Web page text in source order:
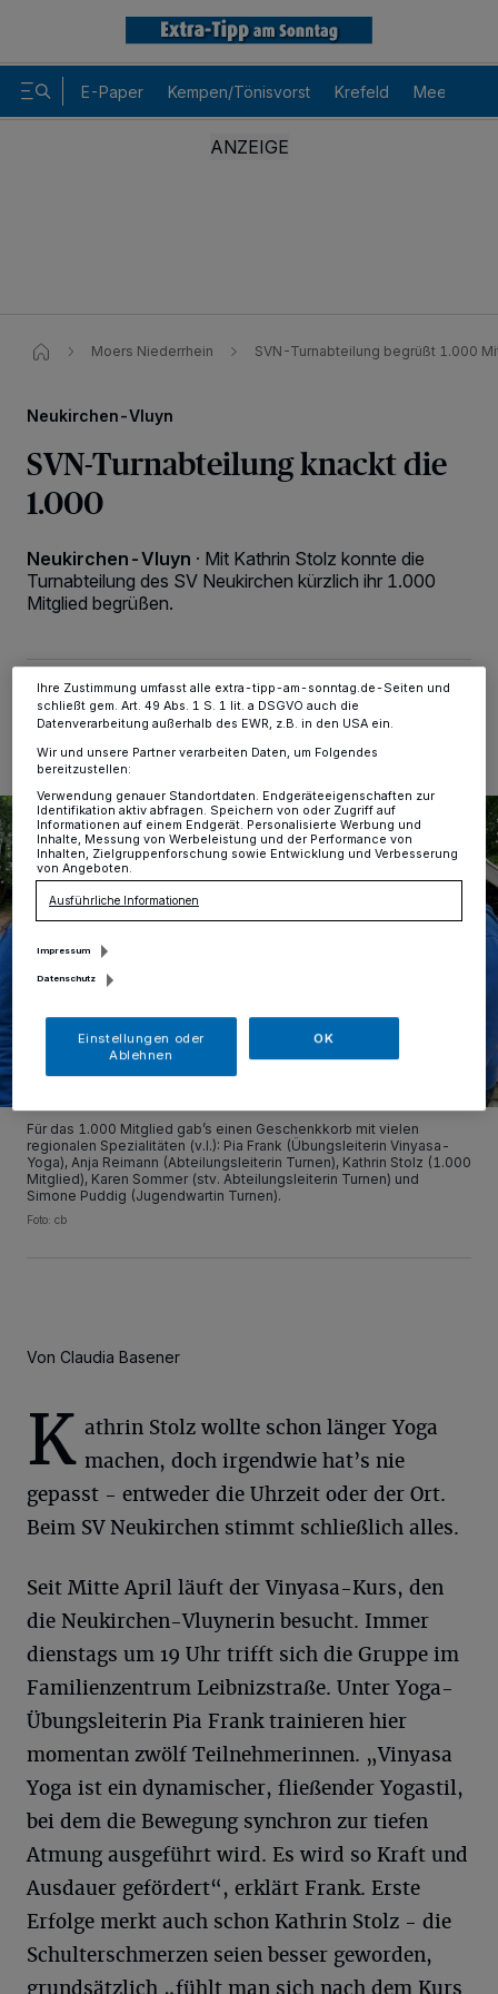
E-Paper Kempen/Tönisvorst Krefeld Meerbusch
Moers Niederrhein SVN-Turnabteilung begrüßt 1.000
Neukirchen-Vluyn
SVN-Turnabteilung knackt die
1.000
Neukirchen-Vluyn · Mit Kathrin Stolz konnte die
Turnabteilung des SV Neukirchen kürzlich ihr 1.000
Mitglied begrüßen.
04.06.2026 , 10:32 Uhr 2 Minuten Lesezeit
Für das 1.000 Mitglied gab’s einen Geschenkkorb mit vielen
regionalen Spezialitäten (v.l.): Pia Frank (Übungsleiterin Vinyasa-
Yoga), Anja Reimann (Abteilungsleiterin Turnen), Kathrin Stolz (1.000
Mitglied), Karen Sommer (stv. Abteilungsleiterin Turnen) und
Simone Puddig (Jugendwartin Turnen).
Foto: cb
Von Claudia Basener
K athrin Stolz wollte schon länger Yoga
machen, doch irgendwie hat’s nie
gepasst - entweder die Uhrzeit oder der Ort.
Beim SV Neukirchen stimmt schließlich alles.
Seit Mitte April läuft der Vinyasa-Kurs, den
die Neukirchen-Vluynerin besucht. Immer
dienstags um 19 Uhr trifft sich die Gruppe im
Familienzentrum Leibnizstraße. Unter Yoga-
Übungsleiterin Pia Frank trainieren hier
momentan zwölf Teilnehmerinnen. „Vinyasa
Yoga ist ein dynamischer, fließender Yogastil,
bei dem die Bewegung synchron zur tiefen
Atmung ausgeführt wird. Es wird so Kraft und
Ausdauer gefördert“, erklärt Frank. Erste
Erfolge merkt auch schon Kathrin Stolz - die
Schulterschmerzen seien besser geworden,
grundsätzlich „fühlt man sich nach dem Kurs
Wir und unsere218-Partner speichern und greifen auf
personenbezogene Daten wie Browserdaten oder eindeutige
Kennungen auf Ihrem Gerät zu. Durch Auswahl von OK aktivieren Sie
Tracking-Technologien für die unter „Wir und unsere Partner
Zwecke. Wenn Tracker deaktiviert sind, sind manche Inhalte und
Anzeigen möglicherweise nicht mehr so relevant für Sie. Sie können
dieses Menü jederzeit wieder aufrufen, um Ihre Einstellungen zu
ändern oder Ihre Einwilligung zu widerrufen, indem Sie auf den Link
Ihre Zustimmung umfasst alle extra-tipp-am-sonntag.de-Seiten und
schließt gem. Art. 49 Abs. 1 S. 1 lit. a DSGVO auch die
Datenverarbeitung außerhalb des EWR, z.B. in den USA ein.
Wir und unsere Partner verarbeiten Daten, um Folgendes
bereitzustellen:
Verwendung genauer Standortdaten. Endgeräteeigenschaften zur
Identifikation aktiv abfragen. Speichern von oder Zugriff auf
Informationen auf einem Endgerät. Personalisierte Werbung und
Inhalte, Messung von Werbeleistung und der Performance von
Inhalten, Zielgruppenforschung sowie Entwicklung und Verbesserung
von Angeboten.
Ausführliche Informationen
Impressum
Datenschutz
Einstellungen oder
Ablehnen
OK